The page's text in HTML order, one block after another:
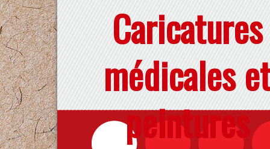
Caricatures
médicales
peintures